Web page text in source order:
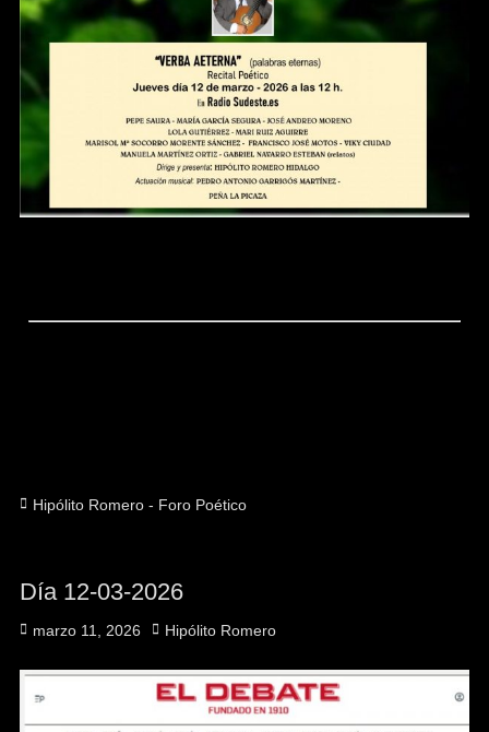
Categorías
Hipólito Romero - Foro Poético
Día 12-03-2026
Publicado
marzo 11, 2026 Autor
Hipólito Romero